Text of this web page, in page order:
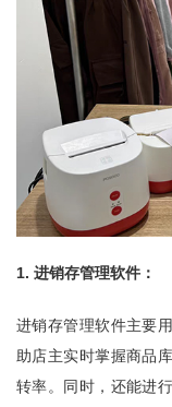
1. 进销存管理软件：
进销存管理软件主要
助店主实时掌握商品
转率。同时，还能进